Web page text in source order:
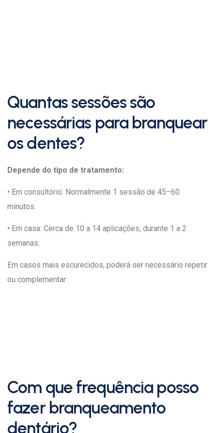
Quantas sessões são
necessárias para branquear
os dentes?
Depende do tipo de tratamento:
• Em consultório: Normalmente 1 sessão de 45–60
minutos.
• Em casa: Cerca de 10 a 14 aplicações, durante 1 a 2
semanas.
Em casos mais escurecidos, poderá ser necessário repetir
ou complementar.
Com que frequência posso
fazer branqueamento
dentário?